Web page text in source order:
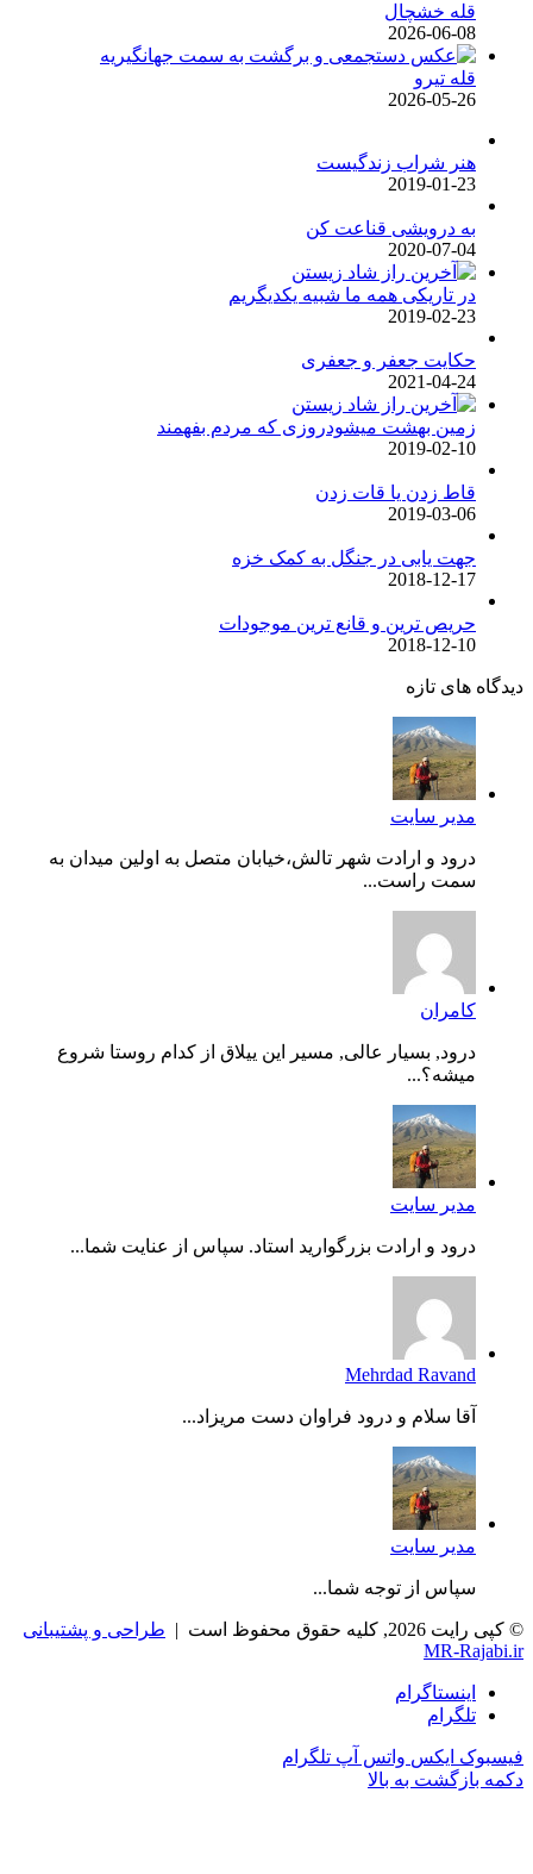
قله خشچال
2026-06-08
قله تیرو
2026-05-26
هنر شراب زندگیست
2019-01-23
به درویشی قناعت کن
2020-07-04
در تاریکی همه ما شبیه یکدیگریم
2019-02-23
حکایت جعفر و جعفری
2021-04-24
زمین بهشت میشودروزی که مردم بفهمند
2019-02-10
قاط زدن یا قات زدن
2019-03-06
جهت یابی در جنگل به کمک خزه
2018-12-17
حریص ترین و قانع ترین موجودات
2018-12-10
دیدگاه های تازه
مدیر سایت
درود و ارادت شهر تالش،خیابان متصل به اولین میدان به
سمت راست...
کامران
درود, بسیار عالی, مسیر این ییلاق از کدام روستا شروع
میشه؟...
مدیر سایت
درود و ارادت بزرگوارید استاد. سپاس از عنایت شما...
Mehrdad Ravand
آقا سلام و درود فراوان دست مریزاد...
مدیر سایت
سپاس از توجه شما...
© کپی رایت 2026, کلیه حقوق محفوظ است |
طراحی و پشتیبانی
MR-Rajabi.ir
اینستاگرام
تلگرام
فیسبوک ایکس واتس آپ تلگرام
دکمه بازگشت به بالا